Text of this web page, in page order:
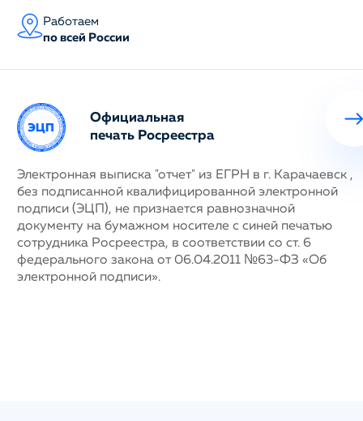
Работаем
по всей России
Официальная
печать Росреестра
Электронная выписка "отчет" из ЕГРН в г. Карачаевск ,
без подписанной квалифицированной электронной
подписи (ЭЦП), не признается равнозначной
документу на бумажном носителе с синей печатью
сотрудника Росреестра, в соответствии со ст. 6
федерального закона от 06.04.2011 №63-ФЗ «Об
электронной подписи».